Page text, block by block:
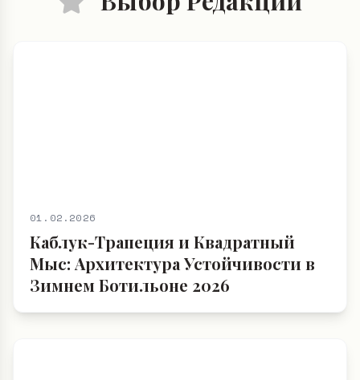
01.02.2026
Каблук-Трапеция и Квадратный
Мыс: Архитектура Устойчивости в
Зимнем Ботильоне 2026